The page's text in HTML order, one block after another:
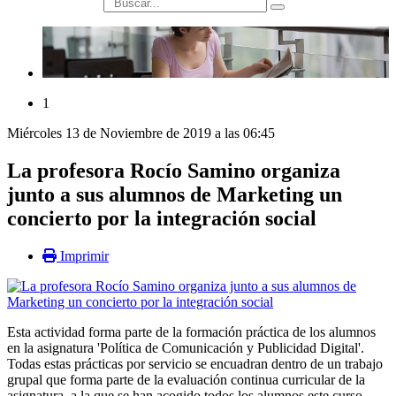
1
Miércoles 13 de Noviembre de 2019 a las 06:45
La profesora Rocío Samino organiza
junto a sus alumnos de Marketing un
concierto por la integración social
Imprimir
Esta actividad forma parte de la formación práctica de los alumnos
en la asignatura 'Política de Comunicación y Publicidad Digital'.
Todas estas prácticas por servicio se encuadran dentro de un trabajo
grupal que forma parte de la evaluación continua curricular de la